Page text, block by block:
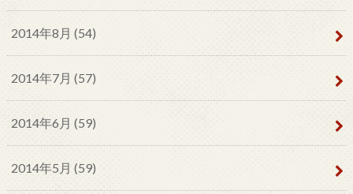
2014年8月 (54)
2014年7月 (57)
2014年6月 (59)
2014年5月 (59)